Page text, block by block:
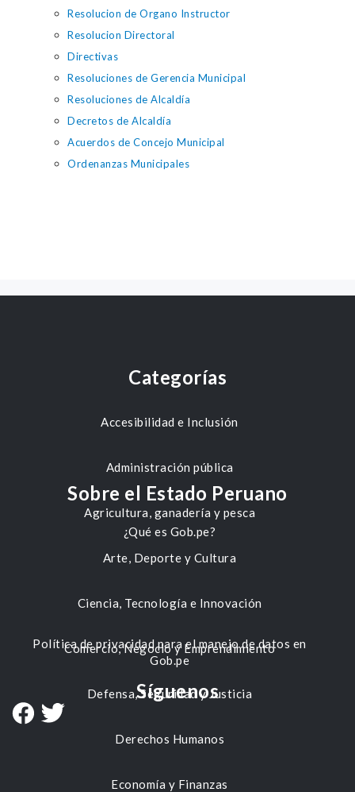
Resolucion de Organo Instructor
Resolucion Directoral
Directivas
Resoluciones de Gerencia Municipal
Resoluciones de Alcaldía
Decretos de Alcaldía
Acuerdos de Concejo Municipal
Ordenanzas Municipales
Categorías
Accesibilidad e Inclusión
Administración pública
Agricultura, ganadería y pesca
Arte, Deporte y Cultura
Ciencia, Tecnología e Innovación
Comercio, Negocio y Emprendimiento
Defensa, Seguridad y Justicia
Derechos Humanos
Economía y Finanzas
Sobre el Estado Peruano
¿Qué es Gob.pe?
Política de privacidad para el manejo de datos en
Gob.pe
Síguenos